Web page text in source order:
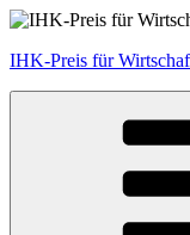
Zum
springen
IHK-Preis für